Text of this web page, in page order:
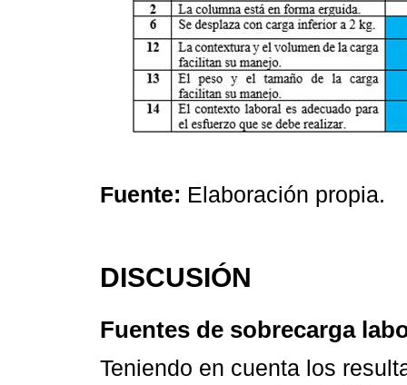
Fuente: Elaboración propia.
DISCUSIÓN
Fuentes de sobrecarga
Teniendo en cuenta los